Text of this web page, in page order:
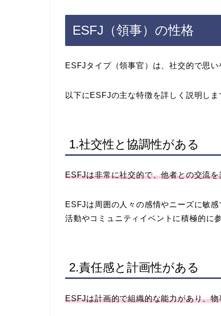
ESFJ（領事）の性格
ESFJタイプ（領事官）は、社交的で思
以下にESFJの主な特徴を詳しく説明しま
1.社交性と協調性がある
ESFJは非常に社交的で、他者との交流
ESFJは周囲の人々の感情やニーズに敏
活動やコミュニティイベントに積極的に
2.責任感と計画性がある
ESFJは計画的で組織的な能力があり、